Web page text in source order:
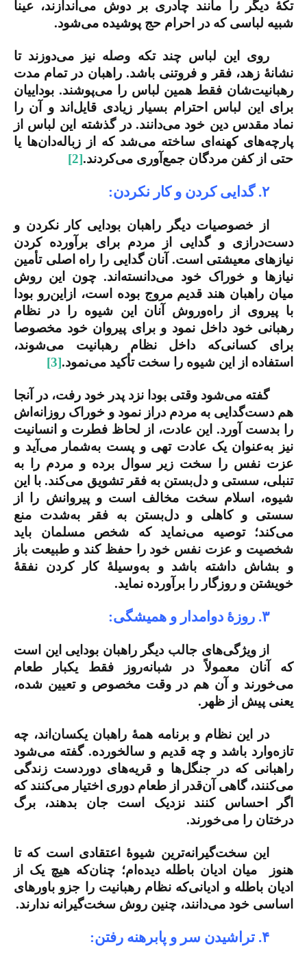
تکۀ دیگر را مانند چادری بر دوش می‌اندازند، عینا
شبیه لباسی که در احرام حج پوشیده می‌شود.
روی این لباس چند تکه وصله نیز می‌دوزند تا
نشانۀ زهد، فقر و فروتنی باشد. راهبان در تمام مدت
رهبانیت‌شان فقط همین لباس را می‌پوشند. بوداییان
برای این لباس احترام بسیار زیادی قایل‌اند و آن را
نماد مقدس دین خود می‌دانند. در گذشته این لباس از
پارچه‌های کهنه‌ای ساخته می‌شد که از زباله‌دان‌ها یا
حتی از کفن مردگان جمع‌آوری می‌کردند.[2]
۲. گدایی کردن و کار نکردن:
از خصوصیات دیگر راهبان بودایی کار نکردن و
دست‌درازی و گدایی از مردم برای برآورده کردن
نیازهای معیشتی است‌. آنان گدایی را راه اصلی تأمین
نیازها و خوراک خود می‌دانسته‌اند. چون این روش
میان راهبان هند قدیم مروج بوده است، ازاین‌رو بودا
با پیروی از راه‌وروش آنان این شیوه را در نظام
رهبانی خود داخل نمود و برای پیروان خود مخصوصا
برای کسانی‌که داخل نظام رهبانیت می‌شوند،
استفاده از این شیوه را سخت تأکید می‌نمود.[3]
گفته می‌شود وقتی بودا نزد پدر خود رفت، در آنجا
هم دست‌گدایی به مردم دراز نمود و خوراک روزانه‌اش
را بدست آورد. این عادت، از لحاظ فطرت و انسانیت
نیز به‌عنوان یک عادت تهی و پست به‌شمار می‌آید و
عزت نفس را سخت زیر سوال برده و مردم را به
تنبلی، سستی و دل‌بستن به فقر تشویق می‌کند. با این
شیوه، اسلام سخت مخالف است و پیروانش را از
سستی و کاهلی و دل‌بستن به فقر به‌شدت منع
می‌کند؛ توصیه می‌نماید که شخص مسلمان باید
شخصیت و عزت نفس خود را حفظ کند و طبیعت باز
و بشاش داشته باشد و به‌وسیلۀ کار کردن نفقۀ
خویشتن و روزگار را برآورده نماید.
۳. روزۀ دوامدار و همیشگی:
از ویژگی‌های جالب دیگر راهبان بودایی این است
که آنان معمولاً در شبانه‌روز فقط یکبار طعام
می‌خورند و آن هم در وقت مخصوص و تعیین شده،
یعنی پیش از ظهر.
در این نظام و برنامه همۀ راهبان یکسان‌اند، چه
تازه‌وارد باشد و چه قدیم و سالخورده. گفته می‌شود
راهبانی که در جنگل‌ها و قریه‌های دوردست زندگی
می‌کنند، گاهی آن‌قدر از طعام دوری اختیار می‌کنند که
اگر احساس کنند نزدیک است جان بدهند، برگ
درختان را می‌خورند.
این سخت‌گیرانه‌ترین شیوۀ اعتقادی است که تا
هنوز میان ادیان باطله دیده‌ام؛ چنان‌که هیچ یک از
ادیان باطله و ادیانی‌که نظام رهبانیت را جزو باورهای
اساسی خود می‌دانند، چنین روش سخت‌گیرانه ندارند.
۴. تراشیدن سر و پابرهنه رفتن: